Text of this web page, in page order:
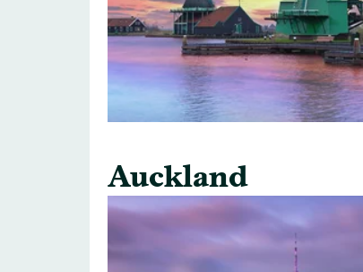
Auckland